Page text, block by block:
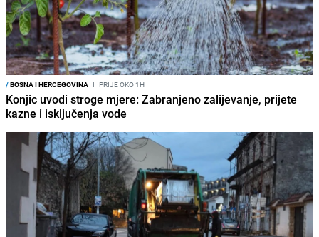
/BOSNA I HERCEGOVINA I PRIJE OKO 1H
Konjic uvodi stroge mjere: Zabranjeno zalijevanje, prijete
kazne i isključenja vode